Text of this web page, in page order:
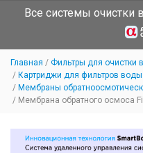
Все системы очистки
Главная
Фильтры для очистки
Картриджи для фильтров воды
Мембраны
Мембрана обратного осмоса